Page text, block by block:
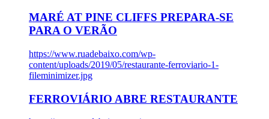
MARÉ AT PINE CLIFFS PREPARA-SE
PARA O VERÃO
https://www.ruadebaixo.com/wp-
content/uploads/2019/05/restaurante-ferroviario-1-
fileminimizer.jpg
FERROVIÁRIO ABRE RESTAURANTE